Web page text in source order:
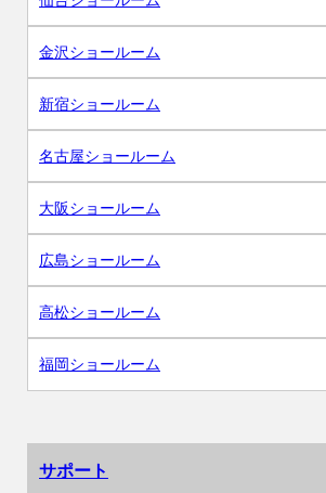
金沢ショールーム
新宿ショールーム
名古屋ショールーム
大阪ショールーム
広島ショールーム
高松ショールーム
福岡ショールーム
サポート